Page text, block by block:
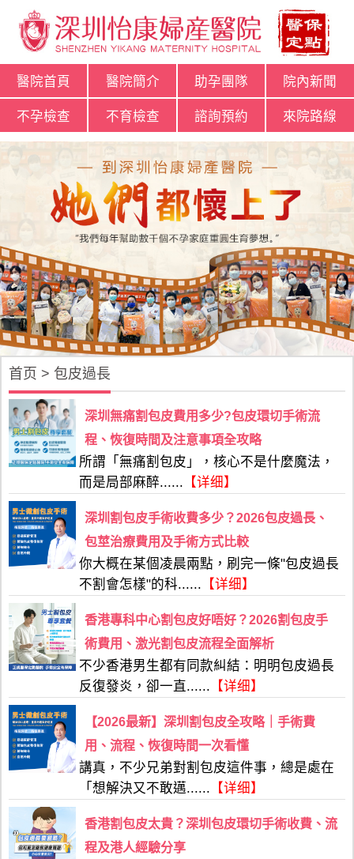
醫院首頁 醫院簡介 助孕團隊 院內新聞
不孕檢查 不育檢查 諮詢預約 來院路線
首页 > 包皮過長
深圳無痛割包皮費用多少?包皮環切手術流
程、恢復時間及注意事項全攻略
所謂「無痛割包皮」，核心不是什麼魔法，
而是‌局部麻醉‌...... 【详细】
深圳割包皮手術收費多少？2026包皮過長、
包莖治療費用及手術方式比較
你大概在某個凌晨兩點，刷完一條"包皮過長
不割會怎樣"的科...... 【详细】
香港專科中心割包皮好唔好？2026割包皮手
術費用、激光割包皮流程全面解析
不少香港男生都有同款糾結：明明包皮過長
反復發炎，卻一直...... 【详细】
【2026最新】深圳割包皮全攻略｜手術費
用、流程、恢復時間一次看懂
講真，不少兄弟對割包皮這件事，總是處在
「想解決又不敢邁...... 【详细】
香港割包皮太貴？深圳包皮環切手術收費、流
程及港人經驗分享